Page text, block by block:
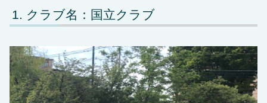
クラブ名：国立クラブ